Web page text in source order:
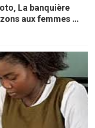
La banquière
aux femmes et